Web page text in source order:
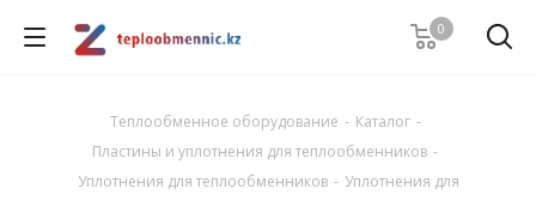
0
Теплообменное оборудование - Каталог -
Пластины и уплотнения для теплообменников -
Уплотнения для теплообменников - Уплотнения для